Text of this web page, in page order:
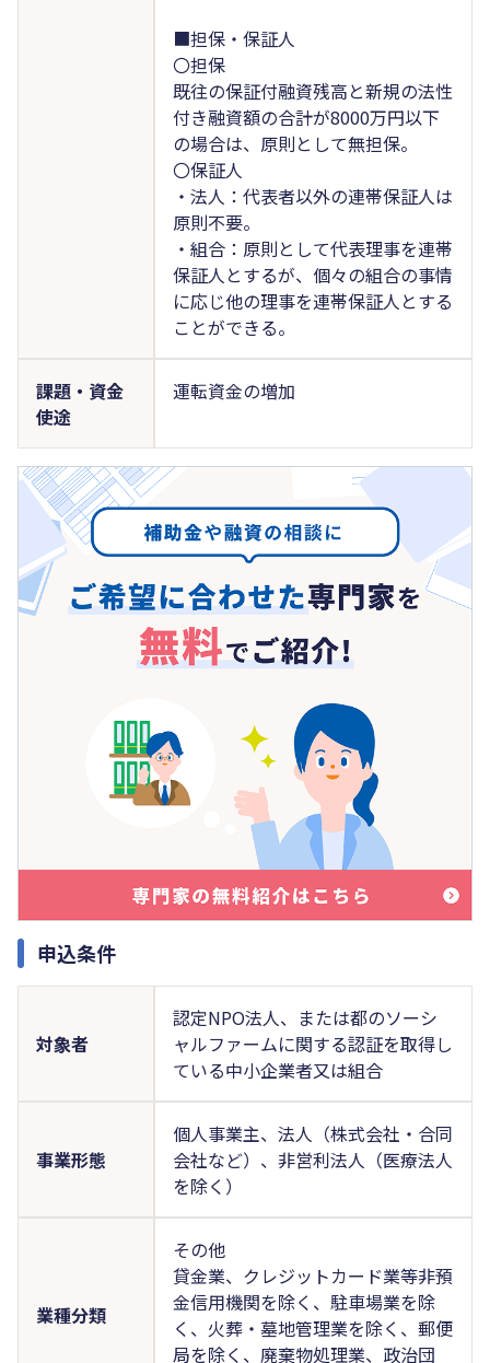
■担保・保証人
〇担保
既往の保証付融資残高と新規の法性
付き融資額の合計が8000万円以下
の場合は、原則として無担保。
〇保証人
・法人：代表者以外の連帯保証人は
原則不要。
・組合：原則として代表理事を連帯
保証人とするが、個々の組合の事情
に応じ他の理事を連帯保証人とする
ことができる。
課題・資金
使途
運転資金の増加
申込条件
対象者
認定NPO法人、または都のソーシ
ャルファームに関する認証を取得し
ている中小企業者又は組合
事業形態
個人事業主、法人（株式会社・合同
会社など）、非営利法人（医療法人
を除く）
業種分類
その他
貸金業、クレジットカード業等非預
金信用機関を除く、駐車場業を除
く、火葬・墓地管理業を除く、郵便
局を除く、廃棄物処理業、政治団